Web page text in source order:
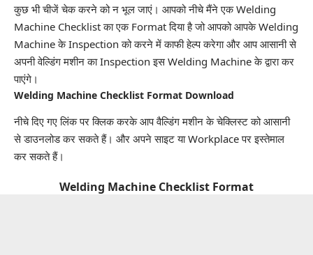
कुछ भी चीजें चेक करने को न भूल जाएं। आपको नीचे मैंने एक Welding
Machine Checklist का एक Format दिया है जो आपको आपके Welding
Machine के Inspection को करने में काफी हेल्प करेगा और आप आसानी से
अपनी वेल्डिंग मशीन का Inspection इस Welding Machine के द्वारा कर
पाएंगे।
Welding Machine Checklist Format Download
नीचे दिए गए लिंक पर क्लिक करके आप वैल्डिंग मशीन के चेक्लिस्ट को आसानी
से डाउनलोड कर सकते हैं। और अपने साइट या Workplace पर इस्तेमाल
कर सकते हैं।
Welding Machine Checklist Format